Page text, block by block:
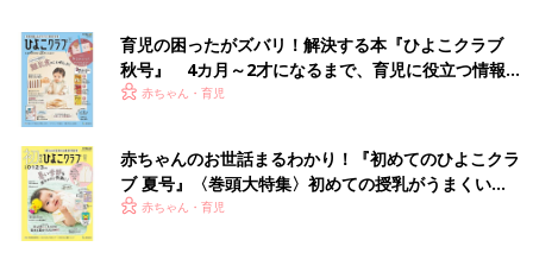
育児の困ったがズバリ！解決する本『ひよこクラブ
秋号』 4カ月～2才になるまで、育児に役立つ情報が
いっぱい！
赤ちゃん・育児
赤ちゃんのお世話まるわかり！『初めてのひよこクラ
ブ 夏号』〈巻頭大特集〉初めての授乳がうまくい
く！ おっぱい・ミルクの基本と夏のトラブル 解決テ
赤ちゃん・育児